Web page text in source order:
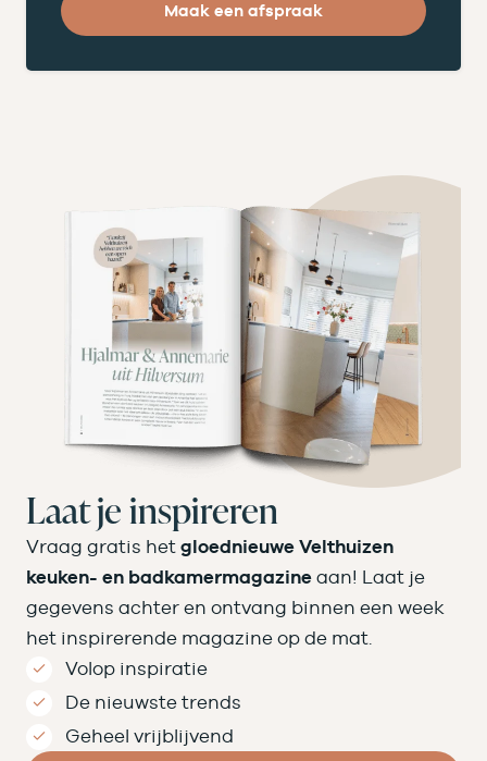
Maak een afspraak
Laat je inspireren
Vraag gratis het gloednieuwe Velthuizen
keuken- en badkamermagazine aan! Laat je
gegevens achter en ontvang binnen een week
het inspirerende magazine op de mat.
Volop inspiratie
De nieuwste trends
Geheel vrijblijvend